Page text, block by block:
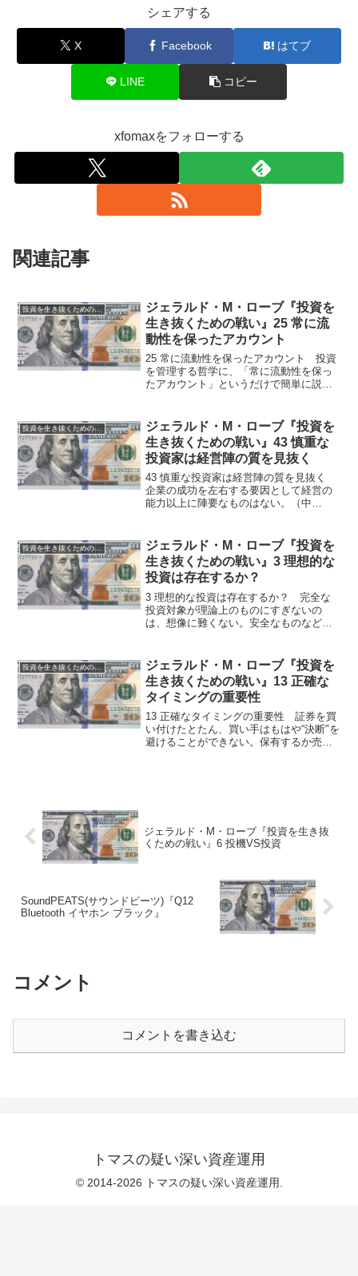
シェアする
X Facebook はてブ
LINE コピー
xfomaxをフォローする
関連記事
投資を生き抜くための戦い
ジェラルド・M・ローブ『投資を
生き抜くための戦い』25 常に流
動性を保ったアカウント
25 常に流動性を保ったアカウント 投資
を管理する哲学に、「常に流動性を保っ
たアカウント」というだけで簡単に説明
一言で表すものと考えればいいと思いま
す。 通常まったく投...
投資を生き抜くための戦い
ジェラルド・M・ローブ『投資を
生き抜くための戦い』43 慎重な
投資家は経営陣の質を見抜く
43 慎重な投資家は経営陣の質を見抜く
企業の成功を左右する要因として経営の
能力以上に陣要なものはない。（中
実的な方法としては、業績を見るところ
から始めるしかないだろう...
投資を生き抜くための戦い
ジェラルド・M・ローブ『投資を
生き抜くための戦い』3 理想的な
投資は存在するか？
3 理想的な投資は存在するか？ 完全な
投資対象が理論上のものにすぎないの
は、想像に難くない。安全なものなどな
る「投下資本」の利息を複利で払い、利
益をピラミッディングでき...
投資を生き抜くための戦い
ジェラルド・M・ローブ『投資を
生き抜くための戦い』13 正確な
タイミングの重要性
13 正確なタイミングの重要性 証券を買
い付けたとたん、買い手はもはや“決断"を
避けることができない。保有するか売る
ジェラルド・M・ローブ『投資を生き抜
くための戦い』6 投機VS投資
SoundPEATS(サウンドピーツ)『Q12
Bluetooth イヤホン ブラック』
コメント
コメントを書き込む
トマスの疑い深い資産運用
© 2014-2026 トマスの疑い深い資産運用.